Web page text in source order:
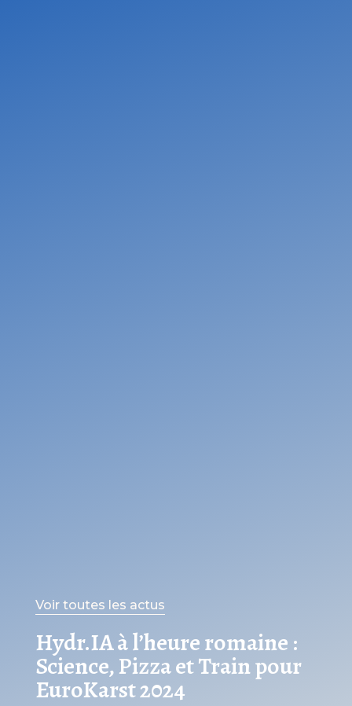
Voir toutes les actus
Hydr.IA à l’heure romaine :
Science, Pizza et Train pour
EuroKarst 2024